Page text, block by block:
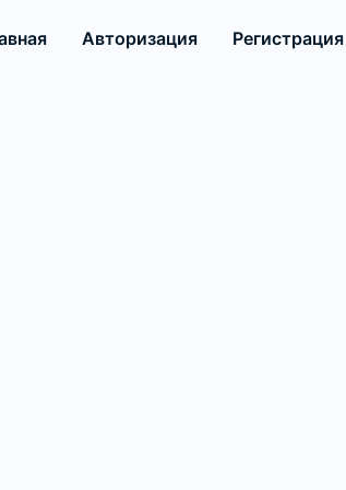
Авторизация Регистрация